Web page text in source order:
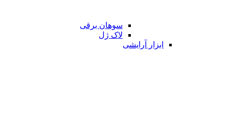
سوهان برقی
لاک ژل
ابزار آرایشی